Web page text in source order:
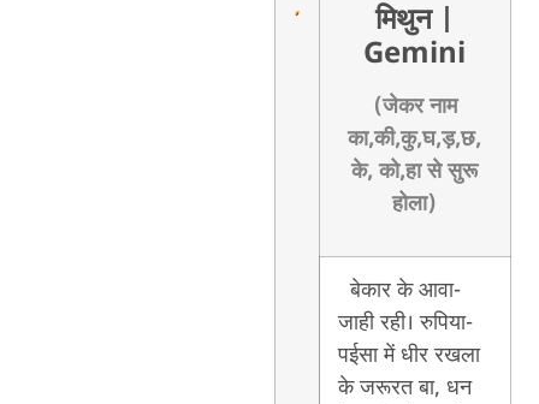
मिथुन
Gemini
(जेकर नाम
का,की,कु,घ,ड़,छ,
के, को,हा से सुरू
होला)
बेकार के आवा-
जाही रही। रुपिया-
पईसा में धीर रखला
के जरूरत बा, धन